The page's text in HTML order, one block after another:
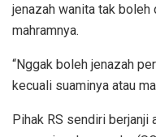
jenazah wanita tak boleh
mahramnya.
“Nggak boleh jenazah
kecuali suaminya atau
Pihak RS sendiri berjanji